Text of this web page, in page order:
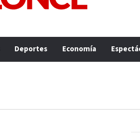
Deportes Economía